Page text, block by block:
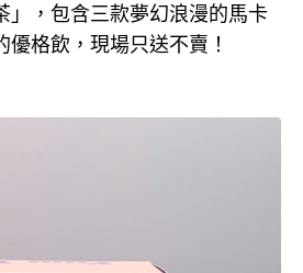
」，包含三款夢幻浪漫的馬卡
格飲，現場只送不賣！